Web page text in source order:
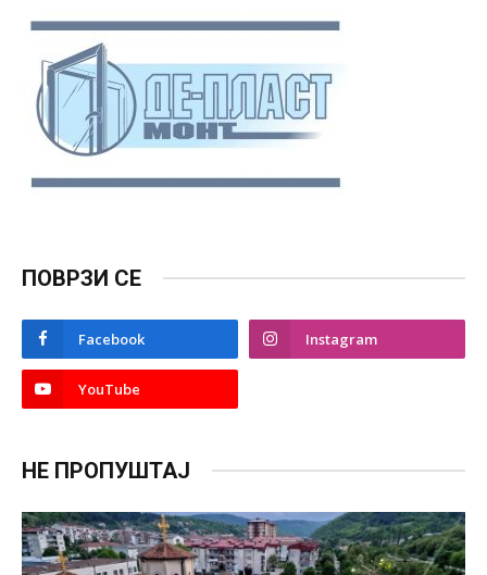
ПОВРЗИ СЕ
Facebook Instagram
YouTube
НЕ ПРОПУШТАЈ